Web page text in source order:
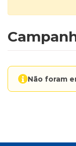
Não foram